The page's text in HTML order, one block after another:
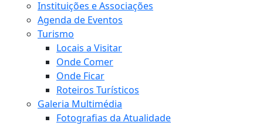
Instituições e Associações
Agenda de Eventos
Turismo
Locais a Visitar
Onde Comer
Onde Ficar
Roteiros Turísticos
Galeria Multimédia
Fotografias da Atualidade